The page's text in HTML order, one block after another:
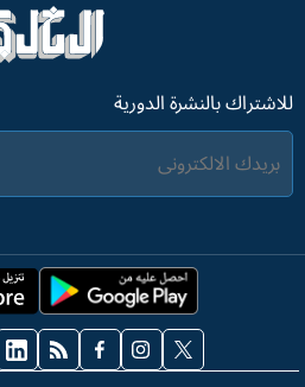
للاشتراك بالنشرة الدورية